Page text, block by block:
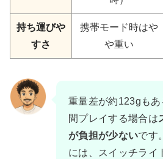
持ち運びや
すさ
携帯モード時はや
や重い
重量差が約123gも
間プレイする場合は
が負担が少ないです
には、スイッチライ